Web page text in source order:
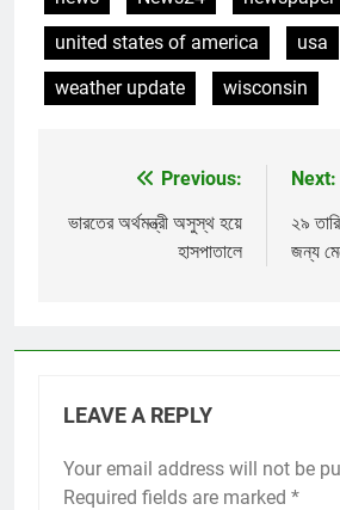
united states of america
usa
weather update
wisconsin
navigation
Previous:
ভারতের অর্থমন্ত্রী অসুস্থ হয়ে
হাসপাতালে
Next:
২৯
জন্য
LEAVE A REPLY
Your email address will not be
Required fields are marked *